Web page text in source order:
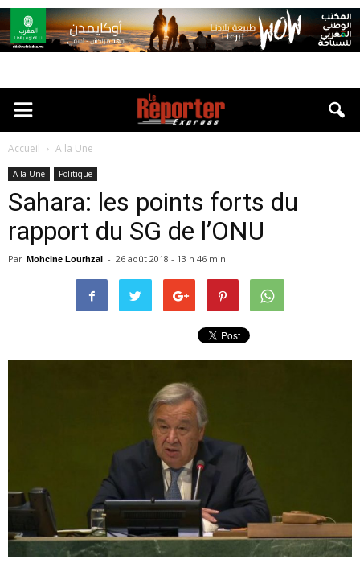
Accueil A la Une
A la Une Politique
Sahara: les points forts du
rapport du SG de l’ONU
Par Mohcine Lourhzal - 26 août 2018 - 13 h 46 min